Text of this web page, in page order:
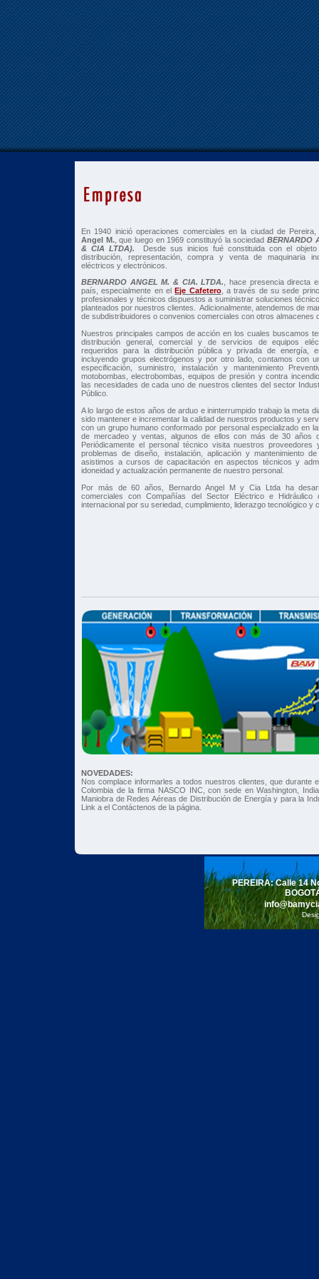
En 1940 inició operaciones comerciales en la ciudad de
Angel M., que luego en 1969 constituyó la sociedadBERNARDO
& CIA LTDA).
Desde sus inicios fué constituida con el
distribución, representación, compra y venta de maquinaria
eléctricos y electrónicos.
BERNARDO ANGEL M. & CIA. LTDA.
, hace presencia directa
país, especialmente en elEje Cafetero, a través de su sede
profesionales y técnicos dispuestos a suministrar soluciones
planteados por nuestros clientes. Adicionalmente, atendemos de
de subdistribuidores o convenios comerciales con otros almacenes
Nuestros principales campos de acción en los cuales buscamos
distribución general, comercial y de servicios de equipos
requeridos para la distribución pública y privada de energía,
incluyendo grupos electrógenos y por otro lado, contamos con
especificación, suministro, instalación y mantenimiento
motobombas, electrobombas, equipos de presión y contra
las necesidades de cada uno de nuestros clientes del sector
Público.
A lo largo de estos años de arduo e ininterrumpido trabajo la meta
sido mantener e incrementar la calidad de nuestros productos y
con un grupo humano conformado por personal especializado en
de mercadeo y ventas, algunos de ellos con más de 30 años
Periódicamente el personal técnico visita nuestros
problemas de diseño, instalación, aplicación y mantenimiento
asistimos a cursos de capacitación en aspectos técnicos y
idoneidad y actualización permanente de nuestro personal.
Por más de 60 años, Bernardo Angel M y Cia Ltda ha
comerciales con Compañías del Sector Eléctrico e Hidráulico
internacional por su seriedad, cumplimiento, liderazgo tecnológico y
NOVEDADES:
Nos complace informarles a todos nuestros clientes, que
Colombia de la firma NASCO INC, con sede en Washington,
Maniobra de Redes Aéreas de Distribución de Energía y para la
Link a el Contáctenos de la página.
PEREIRA: Calle 14